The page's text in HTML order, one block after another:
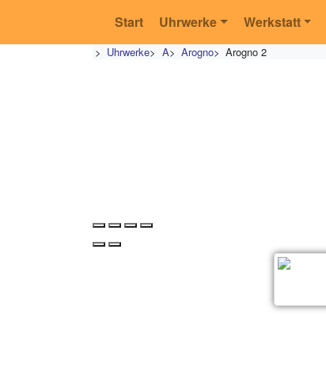
Start Uhrwerke Werkstatt
> Uhrwerke> A> Arogno> Arogno 2